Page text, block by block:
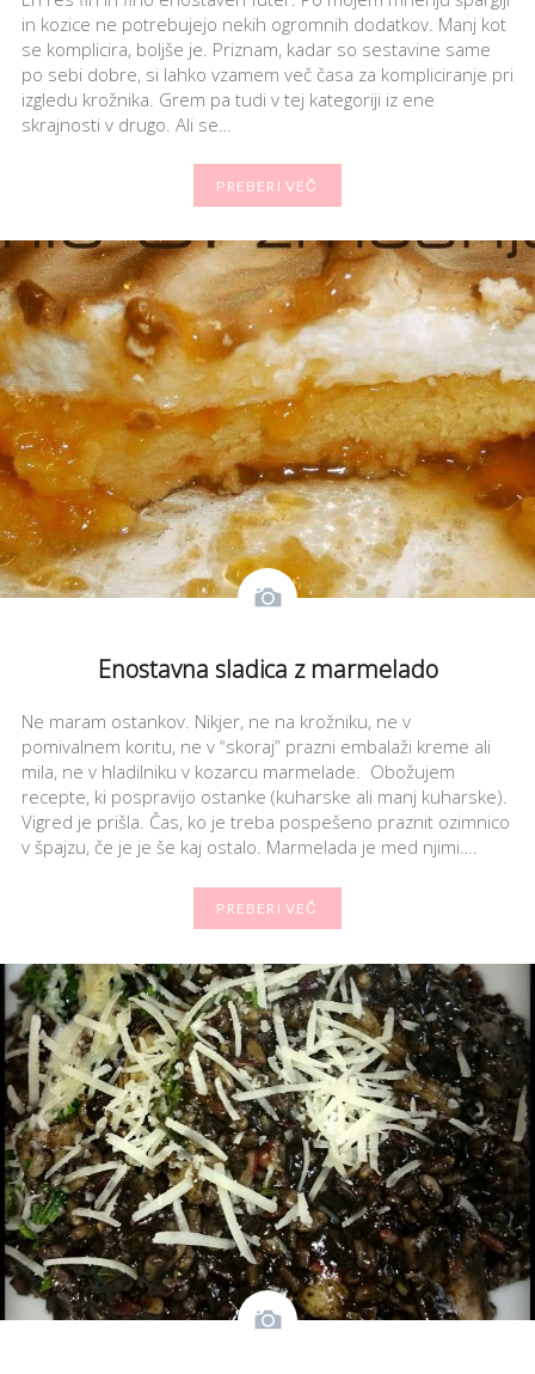
in kozice ne potrebujejo nekih ogromnih dodatkov. Manj kot
se komplicira, boljše je. Priznam, kadar so sestavine same
po sebi dobre, si lahko vzamem več časa za kompliciranje pri
izgledu krožnika. Grem pa tudi v tej kategoriji iz ene
skrajnosti v drugo. Ali se…
PREBERI VEČ
Enostavna sladica z marmelado
Ne maram ostankov. Nikjer, ne na krožniku, ne v
pomivalnem koritu, ne v “skoraj” prazni embalaži kreme ali
mila, ne v hladilniku v kozarcu marmelade. Obožujem
recepte, ki pospravijo ostanke (kuharske ali manj kuharske).
Vigred je prišla. Čas, ko je treba pospešeno praznit ozimnico
v špajzu, če je je še kaj ostalo. Marmelada je med njimi….
PREBERI VEČ